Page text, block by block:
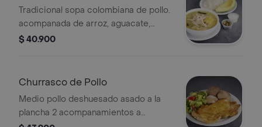
Tradicional sopa colombiana de pollo.
acompanada de arroz, aguacate,
crema de leche y alcaparras.
$ 40.900
Churrasco de Pollo
Medio pollo deshuesado asado a la
plancha 2 acompanamientos a